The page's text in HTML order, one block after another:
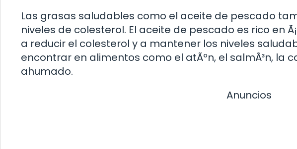
Las grasas saludables como el aceite de pescado
niveles de colesterol. El aceite de pescado es rico en
a reducir el colesterol y a mantener los niveles
encontrar en alimentos como el atÃºn, el salmÃ³n, la
ahumado.
Anuncios